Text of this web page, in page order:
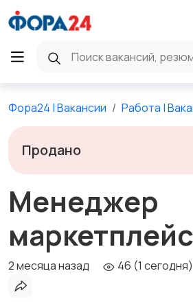
Фора24 | Вакансии Работа |
Продано
Менеджер
2 месяца назад 46 (1 сегодня)